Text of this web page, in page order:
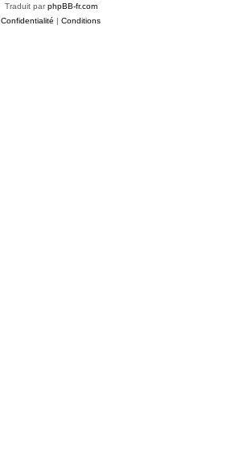
Traduit parphpBB-fr.com
Confidentialité | Conditions